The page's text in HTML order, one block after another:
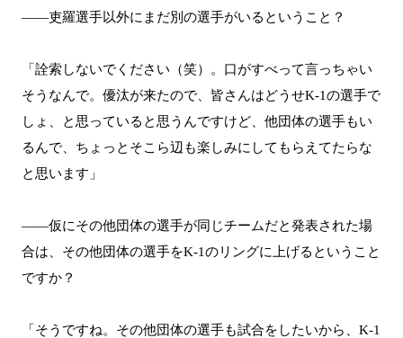
――吏羅選手以外にまだ別の選手がいるということ？
「詮索しないでください（笑）。口がすべって言っちゃい
そうなんで。優汰が来たので、皆さんはどうせK-1の選手で
しょ、と思っていると思うんですけど、他団体の選手もい
るんで、ちょっとそこら辺も楽しみにしてもらえてたらな
と思います」
――仮にその他団体の選手が同じチームだと発表された場
合は、その他団体の選手をK-1のリングに上げるということ
ですか？
「そうですね。その他団体の選手も試合をしたいから、K-1